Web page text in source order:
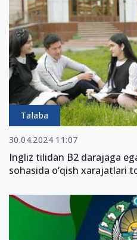
Talaba
30.04.2024 11:07
Ingliz tilidan B2 darajaga
sohasida o‘qish xarajatlari